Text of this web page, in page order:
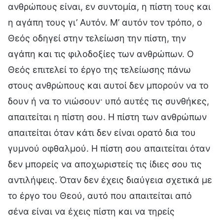
ανθρώπους είναι, εν συντομία, η πίστη τους και
η αγάπη τους γι’ Αυτόν. Μ’ αυτόν τον τρόπο, ο
Θεός οδηγεί στην τελείωση την πίστη, την
αγάπη και τις φιλοδοξίες των ανθρώπων. Ο
Θεός επιτελεί το έργο της τελείωσης πάνω
στους ανθρώπους και αυτοί δεν μπορούν να το
δουν ή να το νιώσουν· υπό αυτές τις συνθήκες,
απαιτείται η πίστη σου. Η πίστη των ανθρώπων
απαιτείται όταν κάτι δεν είναι ορατό δια του
γυμνού οφθαλμού. Η πίστη σου απαιτείται όταν
δεν μπορείς να αποχωριστείς τις ίδιες σου τις
αντιλήψεις. Όταν δεν έχεις διαύγεια σχετικά με
το έργο του Θεού, αυτό που απαιτείται από
σένα είναι να έχεις πίστη και να τηρείς